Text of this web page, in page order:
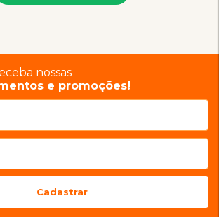
nossas
e promoções!